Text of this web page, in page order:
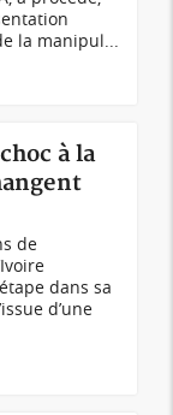
la manipul...
à la
de
dans sa
d’une